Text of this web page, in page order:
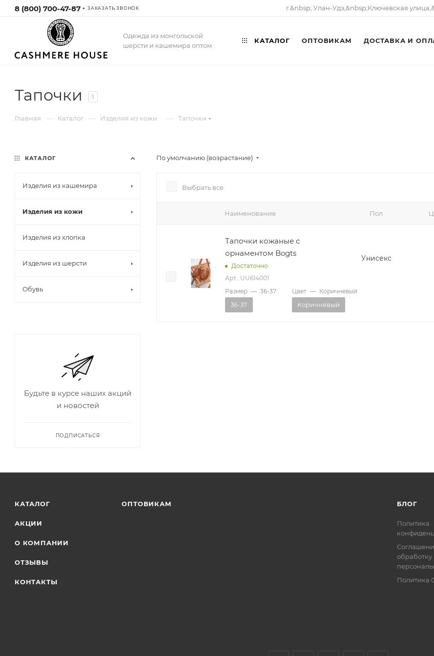
8 (800) 700-47-87 ЗАКАЗАТЬ ЗВОНОК г.&nbsp; Улан-Удэ,&nbsp;​Ключевская
Одежда из монгольской
шерсти и кашемира оптом
КАТАЛОГ ОПТОВИКАМ ДОСТАВКА И
Тапочки 1
Главная — Каталог — Изделия из кожи — Тапочки
По умолчанию (возрастание)
Выбрать все
Наименование Пол
Тапочки кожаные с
орнаментом Bogts
Достаточно
Арт.: UU614001
Унисекс
Размер — 36-37
36-37
Цвет — Коричневый
Коричневый
КАТАЛОГ
Изделия из кашемира
Изделия из кожи
Изделия из хлопка
Изделия из шерсти
Обувь
Будьте в курсе наших акций
и новостей
ПОДПИСАТЬСЯ
КАТАЛОГ
АКЦИИ
О КОМПАНИИ
ОТЗЫВЫ
КОНТАКТЫ
ОПТОВИКАМ БЛОГ
Политика
обработку
Политика